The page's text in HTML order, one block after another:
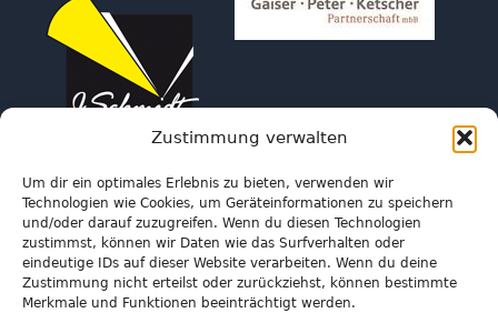
Zustimmung verwalten
Um dir ein optimales Erlebnis zu bieten, verwenden wir
Technologien wie Cookies, um Geräteinformationen zu speichern
und/oder darauf zuzugreifen. Wenn du diesen Technologien
zustimmst, können wir Daten wie das Surfverhalten oder
eindeutige IDs auf dieser Website verarbeiten. Wenn du deine
Zustimmung nicht erteilst oder zurückziehst, können bestimmte
Merkmale und Funktionen beeinträchtigt werden.
Archiv
Archiv